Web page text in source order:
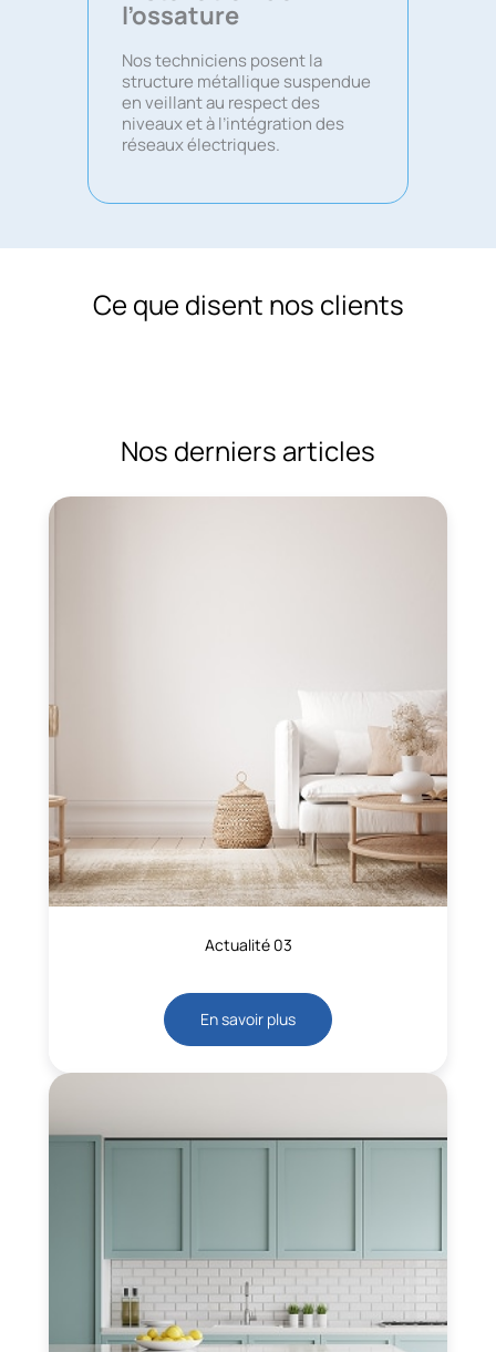
l’ossature
Nos techniciens posent la
structure métallique suspendue
en veillant au respect des
niveaux et à l’intégration des
réseaux électriques.
Ce que disent nos clients
Nos derniers articles
Actualité 03
En savoir plus